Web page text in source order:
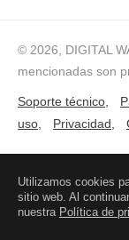
Utilizamos cookies
sitio web. Al
nuestra Política de
© 2026, DIGITAL
mencionadas son
Soporte técnico
uso
Privacidad